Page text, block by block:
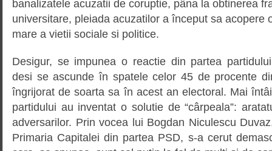
banalizatele acuzatii de coruptie, pâna la obtinerea
universitare, pleiada acuzatilor a început sa acopere
mare a vietii sociale si politice.
Desigur, se impunea o reactie din partea
desi se ascunde în spatele celor 45 de procente
îngrijorat de soarta sa în acest an electoral. Mai
partidului au inventat o solutie de “cârpeala”:
adversarilor. Prin vocea lui Bogdan Niculescu
Primaria Capitalei din partea PSD, s-a cerut